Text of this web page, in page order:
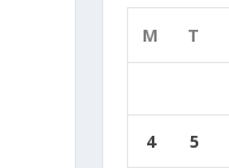
M T
4 5